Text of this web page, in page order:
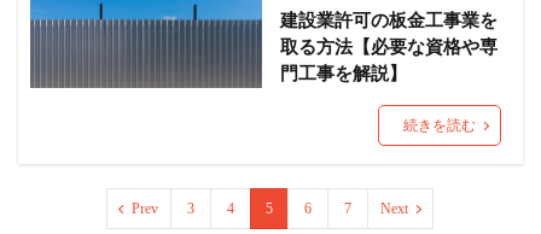
建設業許可の板金工事業を
取る方法【必要な資格や専
門工事を解説】
続きを読む
Prev 3 4 5 6 7 Next